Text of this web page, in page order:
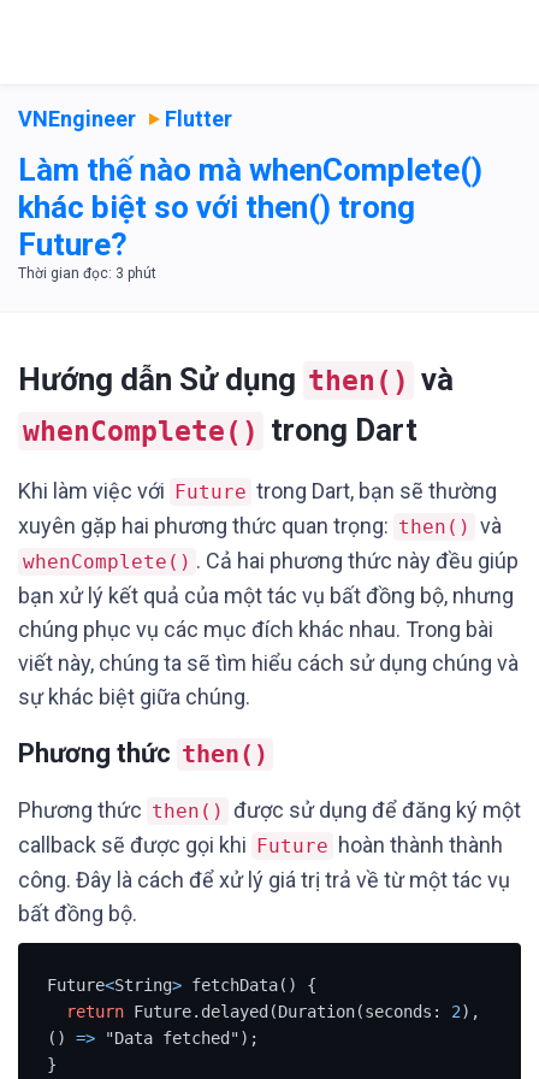
VNEngineer Flutter
Làm thế nào mà whenComplete()
khác biệt so với then() trong
Future?
Hướng dẫn Sử dụng then() và
whenComplete() trong Dart
Khi làm việc với Future trong Dart, bạn sẽ thường
xuyên gặp hai phương thức quan trọng: then() và
whenComplete() . Cả hai phương thức này đều giúp
bạn xử lý kết quả của một tác vụ bất đồng bộ, nhưng
chúng phục vụ các mục đích khác nhau. Trong bài
viết này, chúng ta sẽ tìm hiểu cách sử dụng chúng và
sự khác biệt giữa chúng.
Phương thức then()
Phương thức then() được sử dụng để đăng ký một
callback sẽ được gọi khi Future hoàn thành thành
công. Đây là cách để xử lý giá trị trả về từ một tác vụ
bất đồng bộ.
Future<String> fetchData() {
return Future.delayed(Duration(seconds: 2),
() => "Data fetched");
}